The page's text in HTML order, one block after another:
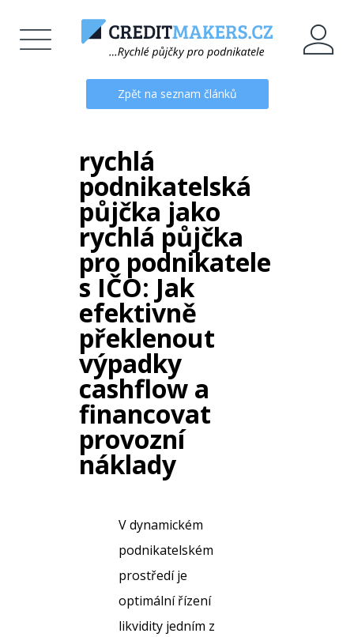
Zpět na seznam článků
rychlá
podnikatelská
půjčka jako
rychlá půjčka
pro podnikatele
s IČO: Jak
efektivně
překlenout
výpadky
cashflow a
financovat
provozní
náklady
V dynamickém
podnikatelském
prostředí je
optimální řízení
likvidity jedním z